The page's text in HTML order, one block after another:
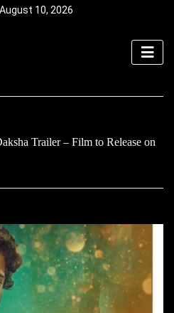
10, 2026
Trailer – Film to Release on